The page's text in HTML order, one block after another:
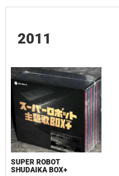
2011
SUPER ROBOT
SHUDAIKA BOX+